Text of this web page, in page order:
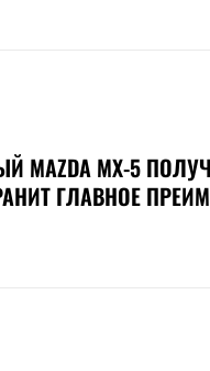
MAZDA MX-5
ГЛАВНОЕ